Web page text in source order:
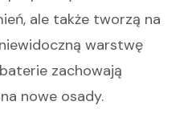
ale także tworzą na
warstwę
zachowają
nowe osady.